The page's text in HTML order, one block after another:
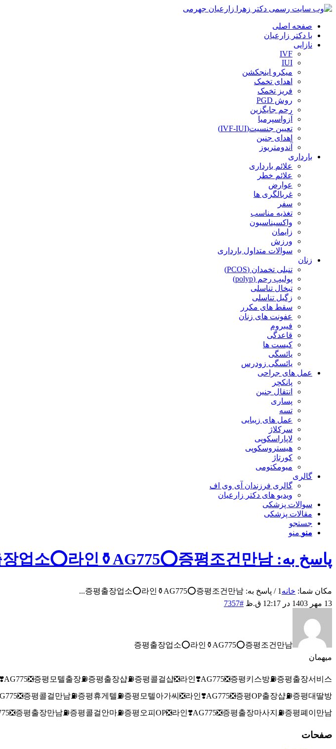
صفحه اصلی
با دکتر زارعیان
نازایی
IVF
IUI
میکرو اینجکشن
اهدای تخمک
فریز تخمک
روش PGD
رحم جایگزین
آزواسپرمیا
تعیین جنسیت(IVF-IUI)
اهدای جنین
آندومتریوز
بارداری
علائم بارداری
علائم خطر
عوارض
غربالگری ها
سفر
تغذیه مناسب
واکسیناسیون
زایمان
ورزش
سوالات متداول بارداری
زنان
تنبلی تخمدان (PCOS)
پولیپ رحم (polyp)
تبخال تناسلی
زگیل تناسلی
سقط های مکرر
عفونت های زنان
فیبروم
قاعدگی
کیست ها
یائسگی
یائسگی زودرس
عمل های جراحی
پانکچر
انتقال جنین
پساری
تسه
عمل های زیبایی
سرکلاژ
لاپاراسکوپی
هیستروسکوپی
کورتاژ
میومکتومی
گالری
گالری فرزندان آی وی اف
ویدیو های دکتر زارعیان
سوالات پزشکی
مقالات پزشکی
جستجو
منو منو
پاسخ به: 증평출장업소⭕라인⚱️AG775​​​​​​​⭕증평조건만남
مکان شما: خانه 1
/ پاسخ به: 증평출장업소⭕라인⚱️AG775​​​​​​​⭕증평조건만남...
13 مهر 1403 در 12:17 ق.ظ
#7357
증평출장업소⭕라인⚱️AG775​​​​​​​⭕증평조건만남
میهمان
증평모텔출장⛽증평출장샵⛽증평콜걸샵❎라인❣️AG775​​​​​​​❎증평키스방⛽증평출장서비스
증평콜걸만남⛽증평휴게텔⛽증평모텔아가씨❎라인❣️AG775​​​​​​​❎증평OP출장샵⛽증평대딸방
증평출장만남⛽증평콜걸안마⛽증평오피OP❎라인❣️AG775​​​​​​​❎증평출장마사지⛽증평폐이만남
صفحات